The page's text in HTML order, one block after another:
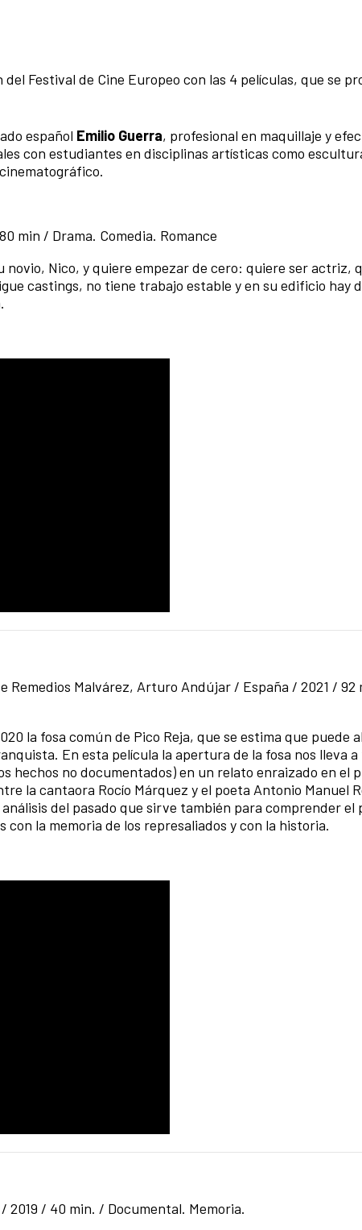
Festival de Cine Europeo con las 4 películas, que se
español Emilio Guerra, profesional en maquillaje y
con estudiantes en disciplinas artísticas como
min / Drama. Comedia. Romance
novio, Nico, y quiere empezar de cero: quiere ser actriz,
castings, no tiene trabajo estable y en su edificio hay
Remedios Malvárez, Arturo Andújar / España / 2021 / 92
la fosa común de Pico Reja, que se estima que puede
En esta película la apertura de la fosa nos lleva
hechos no documentados) en un relato enraizado en el
la cantaora Rocío Márquez y el poeta Antonio Manuel
del pasado que sirve también para comprender el
la memoria de los represaliados y con la historia.
2019 / 40 min. / Documental. Memoria.